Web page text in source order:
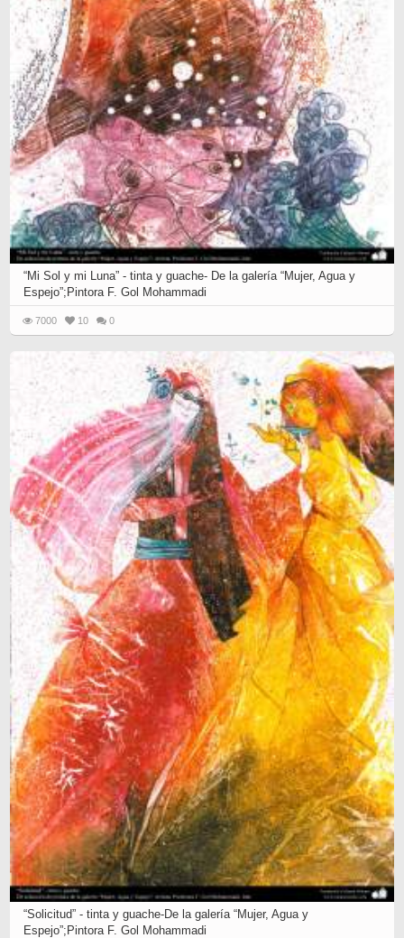
“Mi Sol y mi Luna” - tinta y guache- De la galería “Mujer, Agua y
Espejo”;Pintora F. Gol Mohammadi
7000 10 0
“Solicitud” - tinta y guache-De la galería “Mujer, Agua y
Espejo”;Pintora F. Gol Mohammadi